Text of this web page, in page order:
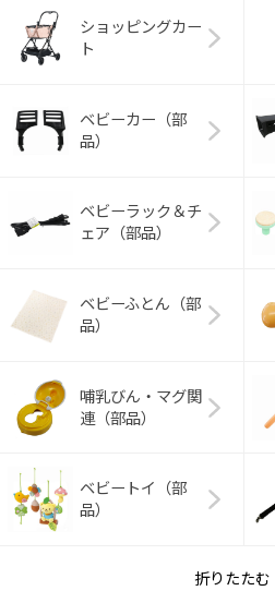
ショッピングカー
ト
ベビーカー（部
品）
ベビーラック＆チ
ェア（部品）
ベビーふとん（部
品）
哺乳びん・マグ関
連（部品）
ベビートイ（部
品）